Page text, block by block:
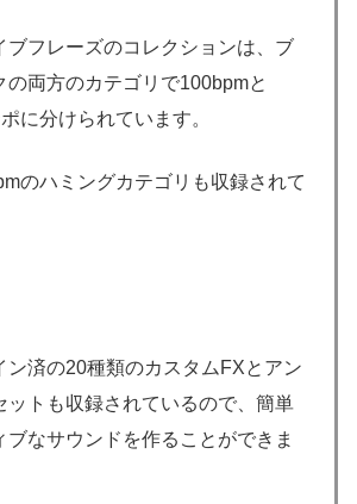
ブフレーズのコレクションは、ブ
の両方のカテゴリで100bpmと
に分けられています。
のハミングカテゴリも収録されて
ン済の20種類のカスタムFXとアン
ットも収録されているので、簡単
ブなサウンドを作ることができま